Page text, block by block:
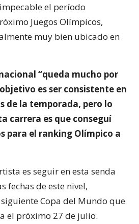
el período
Juegos Olímpicos,
muy bien ubicado en
“queda mucho por
es ser consistente en
de la temporada, pero lo
carrera es que conseguí
para el ranking Olímpico a
es seguir en esta senda
fechas de este nivel,
Copa del Mundo que
el próximo 27 de julio.